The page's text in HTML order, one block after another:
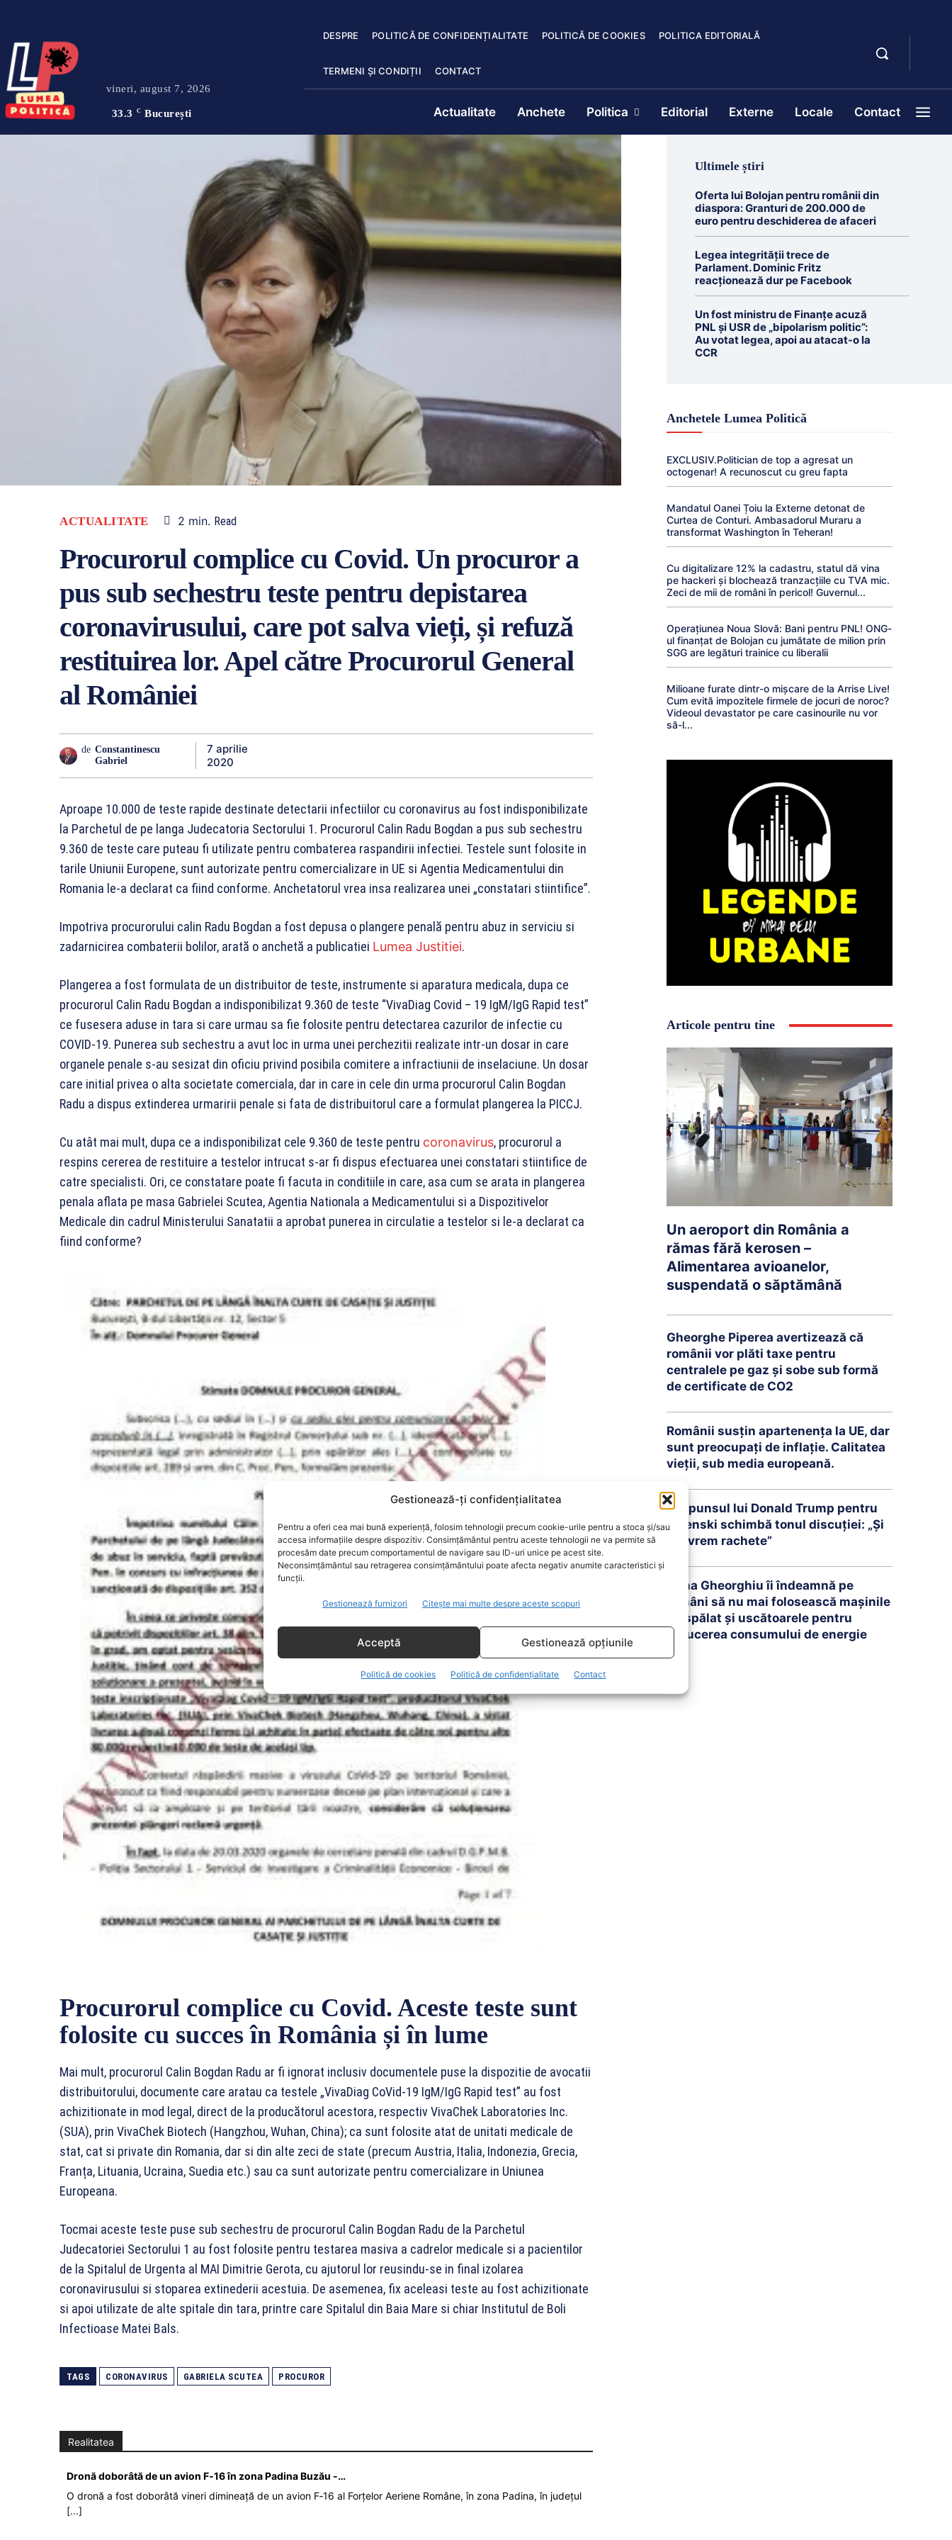
Gestionează-ți confidențialitatea
Pentru a oferi cea mai bună experiență, folosim tehnologii precum cookie-urile pentru a stoca și/sau
accesa informațiile despre dispozitiv. Consimțământul pentru aceste tehnologii ne va permite să
procesăm date precum comportamentul de navigare sau ID-uri unice pe acest site.
Neconsimțământul sau retragerea consimțământului poate afecta negativ anumite caracteristici și
funcții.
Gestionează furnizori Citește mai multe despre aceste scopuri
Acceptă Gestionează opțiunile
Politică de cookies Politică de confidențialitate Contact
vineri, august 7, 2026
33.3 C București
DESPRE POLITICĂ DE CONFIDENȚIALITATE POLITICĂ DE COOKIES POLITICA EDITORIALĂ
TERMENI ȘI CONDIȚII CONTACT
Actualitate Anchete Politica Editorial Externe Locale Contact
ACTUALITATE 2 min. Read
Procurorul complice cu Covid. Un procuror a
pus sub sechestru teste pentru depistarea
coronavirusului, care pot salva vieți, și refuză
restituirea lor. Apel către Procurorul General
al României
de Constantinescu
Gabriel
7 aprilie
2020
Aproape 10.000 de teste rapide destinate detectarii infectiilor cu coronavirus au fost indisponibilizate
la Parchetul de pe langa Judecatoria Sectorului 1. Procurorul Calin Radu Bogdan a pus sub sechestru
9.360 de teste care puteau fi utilizate pentru combaterea raspandirii infectiei. Testele sunt folosite in
tarile Uniunii Europene, sunt autorizate pentru comercializare in UE si Agentia Medicamentului din
Romania le-a declarat ca fiind conforme. Anchetatorul vrea insa realizarea unei „constatari stiintifice”.
Impotriva procurorului calin Radu Bogdan a fost depusa o plangere penală pentru abuz in serviciu si
zadarnicirea combaterii bolilor, arată o anchetă a publicatiei Lumea Justitiei.
Plangerea a fost formulata de un distribuitor de teste, instrumente si aparatura medicala, dupa ce
procurorul Calin Radu Bogdan a indisponibilizat 9.360 de teste “VivaDiag Covid – 19 IgM/IgG Rapid test”
ce fusesera aduse in tara si care urmau sa fie folosite pentru detectarea cazurilor de infectie cu
COVID-19. Punerea sub sechestru a avut loc in urma unei perchezitii realizate intr-un dosar in care
organele penale s-au sesizat din oficiu privind posibila comitere a infractiunii de inselaciune. Un dosar
care initial privea o alta societate comerciala, dar in care in cele din urma procurorul Calin Bogdan
Radu a dispus extinderea urmaririi penale si fata de distribuitorul care a formulat plangerea la PICCJ.
Cu atât mai mult, dupa ce a indisponibilizat cele 9.360 de teste pentru coronavirus, procurorul a
respins cererea de restituire a testelor intrucat s-ar fi dispus efectuarea unei constatari stiintifice de
catre specialisti. Ori, ce constatare poate fi facuta in conditiile in care, asa cum se arata in plangerea
penala aflata pe masa Gabrielei Scutea, Agentia Nationala a Medicamentului si a Dispozitivelor
Medicale din cadrul Ministerului Sanatatii a aprobat punerea in circulatie a testelor si le-a declarat ca
fiind conforme?
Procurorul complice cu Covid. Aceste teste sunt
folosite cu succes în România și în lume
Mai mult, procurorul Calin Bogdan Radu ar fi ignorat inclusiv documentele puse la dispozitie de avocatii
distribuitorului, documente care aratau ca testele „VivaDiag CoVid-19 IgM/IgG Rapid test” au fost
achizitionate in mod legal, direct de la producătorul acestora, respectiv VivaChek Laboratories Inc.
(SUA), prin VivaChek Biotech (Hangzhou, Wuhan, China); ca sunt folosite atat de unitati medicale de
stat, cat si private din Romania, dar si din alte zeci de state (precum Austria, Italia, Indonezia, Grecia,
Franța, Lituania, Ucraina, Suedia etc.) sau ca sunt autorizate pentru comercializare in Uniunea
Europeana.
Tocmai aceste teste puse sub sechestru de procurorul Calin Bogdan Radu de la Parchetul
Judecatoriei Sectorului 1 au fost folosite pentru testarea masiva a cadrelor medicale si a pacientilor
de la Spitalul de Urgenta al MAI Dimitrie Gerota, cu ajutorul lor reusindu-se in final izolarea
coronavirusului si stoparea extinederii acestuia. De asemenea, fix aceleasi teste au fost achizitionate
si apoi utilizate de alte spitale din tara, printre care Spitalul din Baia Mare si chiar Institutul de Boli
Infectioase Matei Bals.
TAGS CORONAVIRUS GABRIELA SCUTEA PROCUROR
Realitatea
Dronă doborâtă de un avion F‑16 în zona Padina Buzău -…
O dronă a fost doborâtă vineri dimineață de un avion F‑16 al Forțelor Aeriene Române, în zona Padina, în județul
[...]
Ultimele știri
Oferta lui Bolojan pentru românii din
diaspora: Granturi de 200.000 de
euro pentru deschiderea de afaceri
Legea integrității trece de
Parlament. Dominic Fritz
reacționează dur pe Facebook
Un fost ministru de Finanțe acuză
PNL și USR de „bipolarism politic”:
Au votat legea, apoi au atacat-o la
CCR
Anchetele Lumea Politică
EXCLUSIV.Politician de top a agresat un
octogenar! A recunoscut cu greu fapta
Mandatul Oanei Țoiu la Externe detonat de
Curtea de Conturi. Ambasadorul Muraru a
transformat Washington în Teheran!
Cu digitalizare 12% la cadastru, statul dă vina
pe hackeri și blochează tranzacțiile cu TVA mic.
Zeci de mii de români în pericol! Guvernul...
Operațiunea Noua Slovă: Bani pentru PNL! ONG-
ul finanțat de Bolojan cu jumătate de milion prin
SGG are legături trainice cu liberalii
Milioane furate dintr-o mișcare de la Arrise Live!
Cum evită impozitele firmele de jocuri de noroc?
Videoul devastator pe care casinourile nu vor
să-l...
Articole pentru tine
Un aeroport din România a
rămas fără kerosen –
Alimentarea avioanelor,
suspendată o săptămână
Gheorghe Piperea avertizează că
românii vor plăti taxe pentru
centralele pe gaz și sobe sub formă
de certificate de CO2
Românii susțin apartenența la UE, dar
sunt preocupați de inflație. Calitatea
vieții, sub media europeană.
Răspunsul lui Donald Trump pentru
Zelenski schimbă tonul discuției: „Și
noi vrem rachete”
Oana Gheorghiu îi îndeamnă pe
români să nu mai folosească mașinile
de spălat și uscătoarele pentru
reducerea consumului de energie